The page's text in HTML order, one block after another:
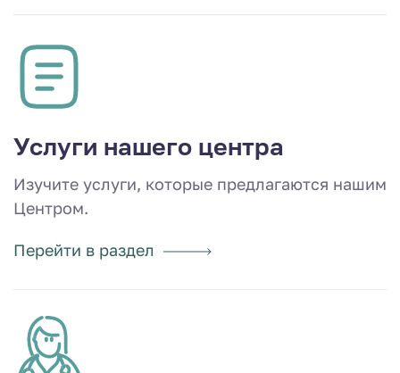
Услуги нашего центра
Изучите услуги, которые предлагаются нашим
Центром.
Перейти в раздел